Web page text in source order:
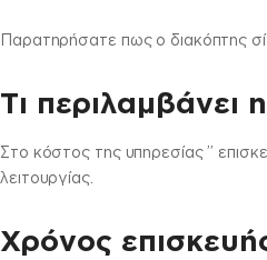
Παρατηρήσατε πως ο διακόπτης
Τι περιλαμβάνει
Στo κόστος της υπηρεσίας ”
λειτουργίας.
Χρόνος